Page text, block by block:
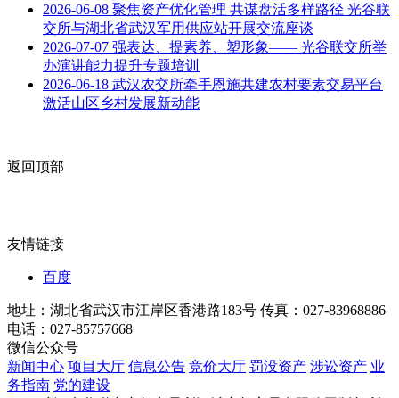
2026-06-08 聚焦资产优化管理 共谋盘活多样路径 光谷联
交所与湖北省武汉军用供应站开展交流座谈
2026-07-07 强表达、提素养、塑形象—— 光谷联交所举
办演讲能力提升专题培训
2026-06-18 武汉农交所牵手恩施共建农村要素交易平台
激活山区乡村发展新动能
返回顶部
友情链接
百度
地址：湖北省武汉市江岸区香港路183号 传真：027-83968886
电话：027-85757668
微信公众号
新闻中心 项目大厅 信息公告 竞价大厅 罚没资产 涉讼资产 业
务指南 党的建设